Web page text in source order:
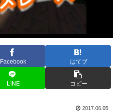
Facebook はてブ
LINE コピー
2017.06.05